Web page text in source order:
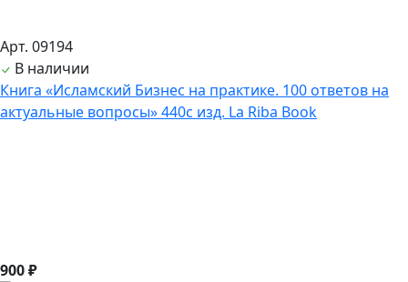
Арт. 09194
В наличии
Книга «Исламский Бизнес на практике. 100 ответов на
актуальные вопросы» 440с изд. La Riba Book
900 ₽